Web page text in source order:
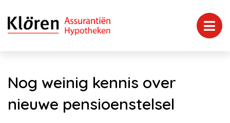
Nog weinig kennis over
nieuwe pensioenstelsel